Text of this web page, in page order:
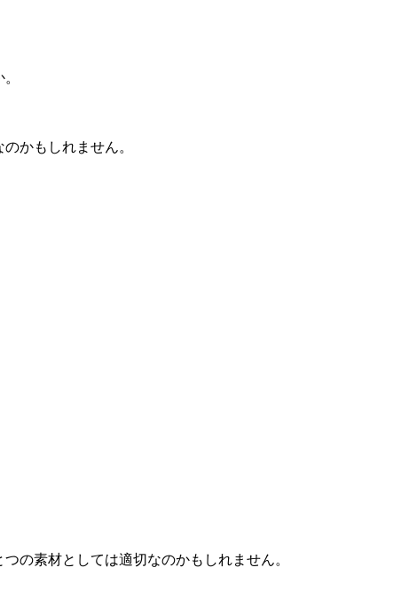
かもしれません。
の素材としては適切なのかもしれません。